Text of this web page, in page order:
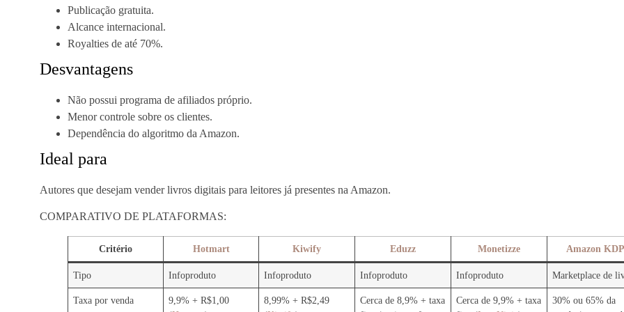
Publicação gratuita.
Alcance internacional.
Royalties de até 70%.
Desvantagens
Não possui programa de afiliados próprio.
Menor controle sobre os clientes.
Dependência do algoritmo da Amazon.
Ideal para
Autores que desejam vender livros digitais para leitores já presentes na Amazon.
COMPARATIVO DE PLATAFORMAS:
Critério Hotmart Kiwify Eduzz Monetizze Amazon KDP
Tipo Infoproduto Infoproduto Infoproduto Infoproduto Marketplace de
Taxa por venda
9,9% + R$1,00
8,99% + R$2,49
Cerca de 8,9% + taxa
Cerca de 9,9% + taxa
30% ou 65% da